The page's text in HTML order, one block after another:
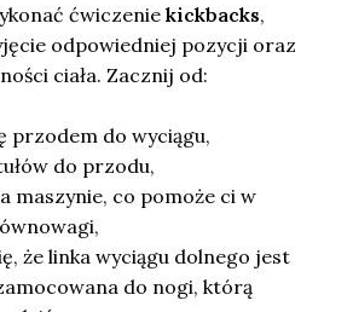
ćwiczenie kickbacks,
odpowiedniej pozycji oraz
ciała. Zacznij od:
przodem do wyciągu,
do przodu,
maszynie, co pomoże ci w
że linka wyciągu dolnego jest
do nogi, którą